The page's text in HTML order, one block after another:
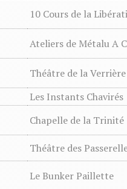
10 Cours de la
Ateliers de Métalu A
Théâtre de la Verrière
Les Instants Chavirés
Chapelle de la Trinité
Théâtre des
Le Bunker Paillette